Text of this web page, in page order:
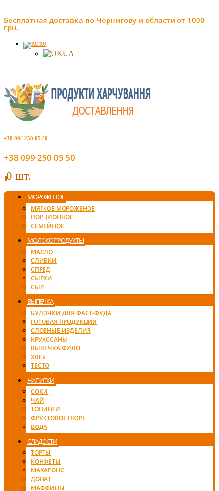
Бесплатная доставка по Чернигову и области от 1000
грн.
RU
UA
+38 093 250 05 50
+38 099 250 05 50
00 шт.
МОРОЖЕНОЕ
МЯГКОЕ МОРОЖЕНОЕ
ПОРЦИОННОЕ
СЕМЕЙНОЕ
МОЛОКОПРОДУКТЫ
МАСЛО
СЛИВКИ
СПРЕД
СЫРКИ
СЫР
ВЫПЕЧКА
БУЛОЧКИ ДЛЯ ФАСТ-ФУДА
ГОТОВАЯ ПРОДУКЦИЯ
СЛОЕНЫЕ ИЗДЕЛИЯ
КРУАССАНЫ
ВЫПЕЧКА ФИЛО
ХЛЕБ
ТЕСТО
НАПИТКИ
СОКИ
ЧАЙ
ТОПИНГИ
ФРУКТОВОЕ ПЮРЕ
ВОДА
СЛАДОСТИ
ТОРТЫ
КОНФЕТЫ
МАКАРОНС
ДОНАТ
МАФФИНЫ